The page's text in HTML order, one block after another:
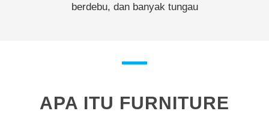
berdebu, dan banyak tungau
APA ITU FURNITURE